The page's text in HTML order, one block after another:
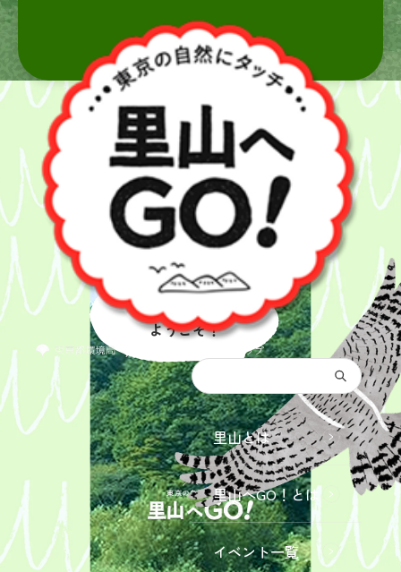
都庁総合トップ
里山とは
里山へGO！とは
イベント一覧
里山へ
ようこそ！